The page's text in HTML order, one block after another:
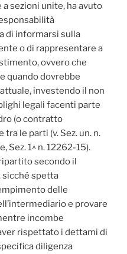
sezioni unite, ha avuto
di informarsi sulla
o di rappresentare a
ovvero che
quando dovrebbe
investendo il non
legali facenti parte
(o contratto
le parti (v. Sez. un. n.
Sez. 1^ n. 12262-15).
secondo il
sicché spetta
delle
e provare
incombe
rispettato i dettami di
diligenza